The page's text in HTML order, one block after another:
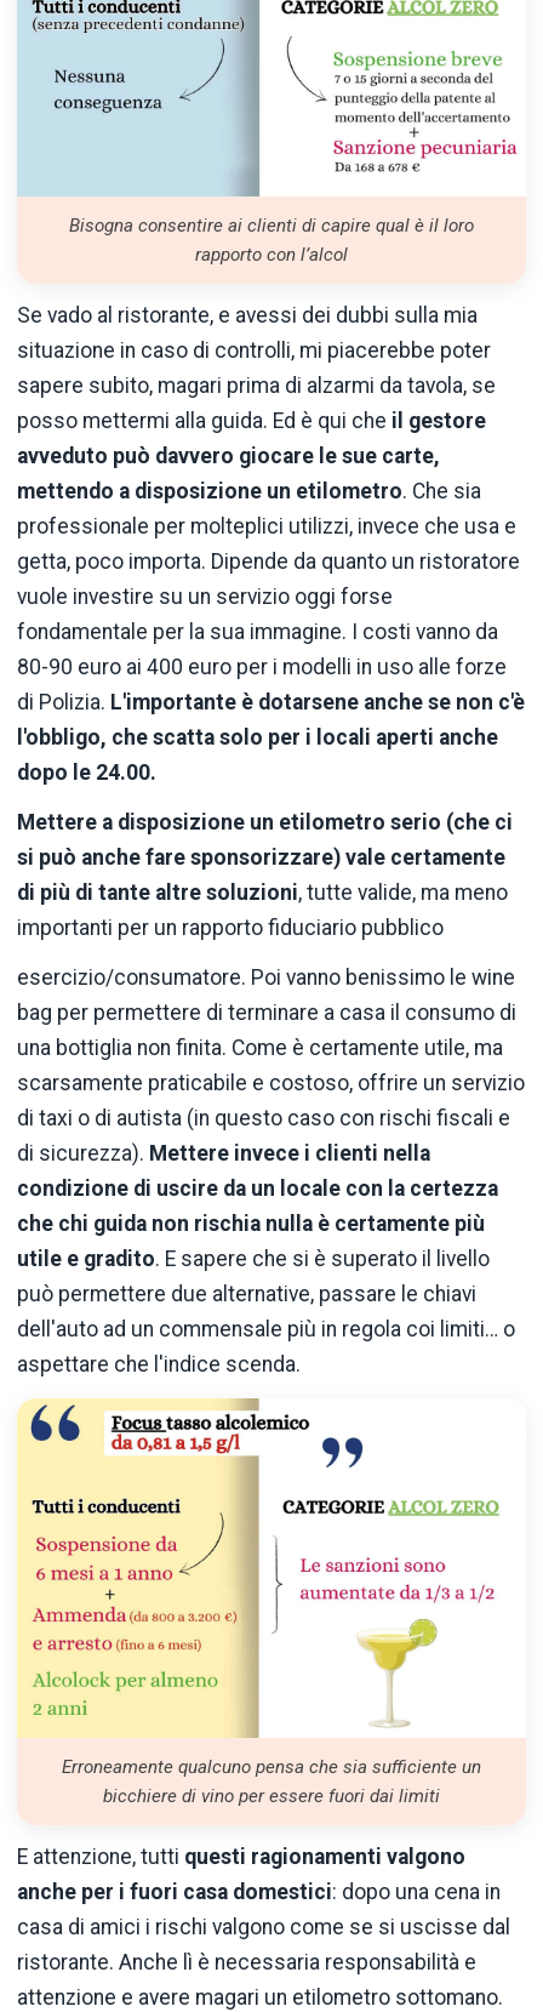
Bisogna consentire ai clienti di capire qual è il loro
rapporto con l’alcol
Se vado al ristorante, e avessi dei dubbi sulla mia
situazione in caso di controlli, mi piacerebbe poter
sapere subito, magari prima di alzarmi da tavola, se
posso mettermi alla guida. Ed è qui che il gestore
avveduto può davvero giocare le sue carte,
mettendo a disposizione un etilometro. Che sia
professionale per molteplici utilizzi, invece che usa e
getta, poco importa. Dipende da quanto un ristoratore
vuole investire su un servizio oggi forse
fondamentale per la sua immagine. I costi vanno da
80-90 euro ai 400 euro per i modelli in uso alle forze
di Polizia. L'importante è dotarsene anche se non c'è
l'obbligo, che scatta solo per i locali aperti anche
dopo le 24.00.
Mettere a disposizione un etilometro serio (che ci
si può anche fare sponsorizzare) vale certamente
di più di tante altre soluzioni, tutte valide, ma meno
importanti per un rapporto fiduciario pubblico
esercizio/consumatore. Poi vanno benissimo le wine
bag per permettere di terminare a casa il consumo di
una bottiglia non finita. Come è certamente utile, ma
scarsamente praticabile e costoso, offrire un servizio
di taxi o di autista (in questo caso con rischi fiscali e
di sicurezza). Mettere invece i clienti nella
condizione di uscire da un locale con la certezza
che chi guida non rischia nulla è certamente più
utile e gradito. E sapere che si è superato il livello
può permettere due alternative, passare le chiavi
dell'auto ad un commensale più in regola coi limiti… o
aspettare che l'indice scenda.
Erroneamente qualcuno pensa che sia sufficiente un
bicchiere di vino per essere fuori dai limiti
E attenzione, tutti questi ragionamenti valgono
anche per i fuori casa domestici: dopo una cena in
casa di amici i rischi valgono come se si uscisse dal
ristorante. Anche lì è necessaria responsabilità e
attenzione e avere magari un etilometro sottomano.